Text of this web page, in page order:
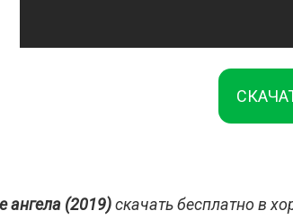
ангела (2019)скачать бесплатно в